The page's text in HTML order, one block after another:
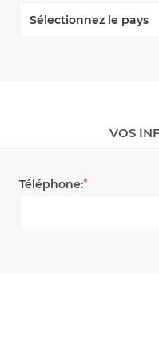
VOS
Téléphone:*